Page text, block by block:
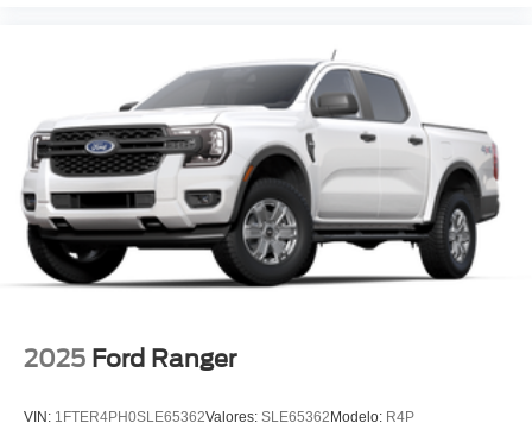
2025 Ford Ranger
VIN: 1FTER4PH0SLE65362Valores: SLE65362 Modelo: R4P